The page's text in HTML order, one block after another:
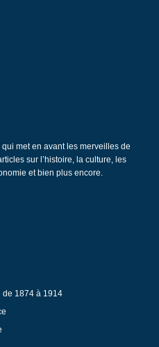
met en avant les merveilles de
sur l’histoire, la culture, les
et bien plus encore.
de 1874 à 1914